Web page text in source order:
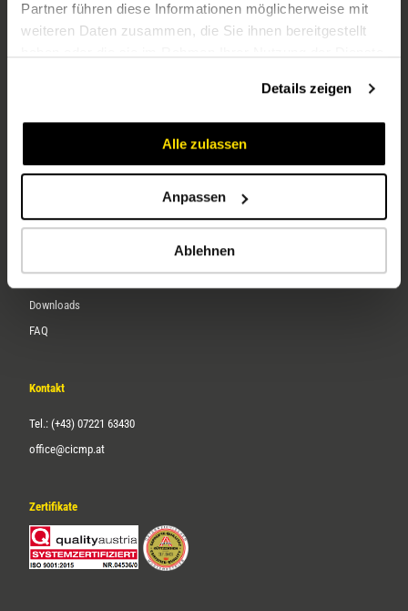
Partner führen diese Informationen möglicherweise mit
weiteren Daten zusammen, die Sie ihnen bereitgestellt
Details zeigen
Alle zulassen
Anpassen
Ablehnen
Service
Downloads
FAQ
Kontakt
Tel.: (+43) 07221 63430
office@cicmp.at
Zertifikate